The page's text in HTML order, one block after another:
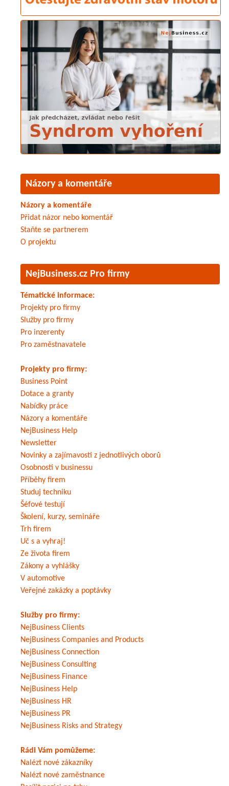
Názory a komentáře
Názory a komentáře
Přidat názor nebo komentář
Staňte se partnerem
O projektu
NejBusiness.cz Pro firmy
Tématické informace:
Projekty pro firmy
Služby pro firmy
Pro inzerenty
Pro zaměstnavatele
Projekty pro firmy:
Business Point
Dotace a granty
Nabídky práce
Názory a komentáře
NejBusiness Help
Newsletter
Novinky a zajímavosti z jednotlivých oborů
Osobnosti v businessu
Příběhy firem
Studuj techniku
Šéfové testují
Školení, kurzy, semináře
Trh firem
Uč s a vyhraj!
Ze života firem
Zákony a vyhlášky
V automotive
Veřejné zakázky a poptávky
Služby pro firmy:
NejBusiness Clients
NejBusiness Companies and Products
NejBusiness Connection
NejBusiness Consulting
NejBusiness Finance
NejBusiness Help
NejBusiness HR
NejBusiness PR
NejBusiness Risks and Strategy
Rádi Vám pomůžeme:
Nalézt nové zákazníky
Nalézt nové zaměstnance